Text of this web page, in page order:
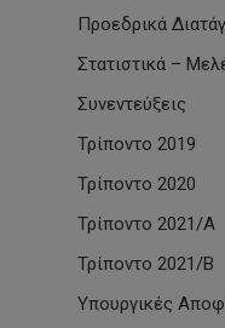
Προεδρικά
Στατιστικά –
Συνεντεύξεις
Τρίποντο 2019
Τρίποντο 2020
Τρίποντο 2021/Α
Τρίποντο 2021/Β
Υπουργικές